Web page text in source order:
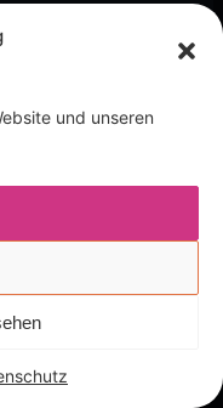
und unseren
Mehrkosten.
(